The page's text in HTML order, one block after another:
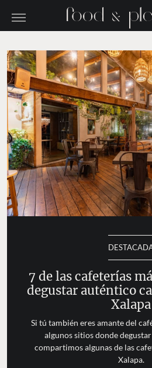
7 de las cafeterías
degustar auténtico
Xalapa
Si tú también eres amante del
algunos sitios donde
compartimos algunas de las
Xalapa.